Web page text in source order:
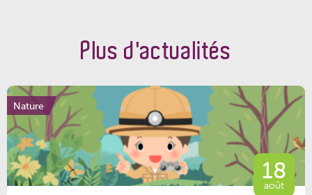
Plus d'actualités
Nature
18
août